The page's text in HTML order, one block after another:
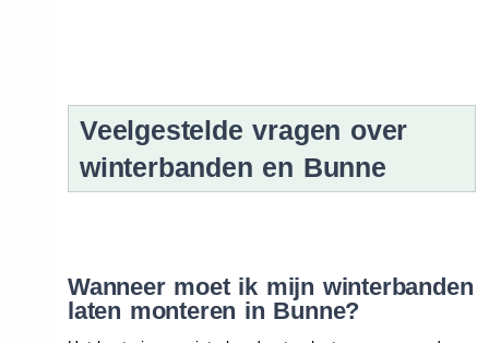
Veelgestelde vragen over
winterbanden en Bunne
Wanneer moet ik mijn winterbanden
laten monteren in Bunne?